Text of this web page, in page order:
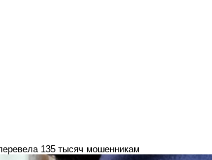
135 тысяч мошенникам